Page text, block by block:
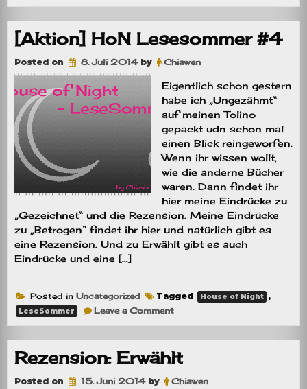
Gejagt
[Aktion] HoN Lesesommer #4
Posted on 8. Juli 2014by Chiawen
Eigentlich schon gestern
habe ich „Ungezähmt“
auf meinen Tolino
gepackt udn schon mal
einen Blick reingeworfen.
Wenn ihr wissen wollt,
wie die anderne Bücher
waren. Dann findet ihr
hier meine Eindrücke zu
„Gezeichnet“ und die Rezension. Meine Eindrücke
zu „Betrogen“ findet ihr hier und natürlich gibt es
eine Rezension. Und zu Erwählt gibt es auch
Eindrücke und eine […]
Posted in Uncategorized Tagged House of Night ,
LeseSommer Leave a Commenton
HoN
Lesesommer
#4
Rezension: Erwählt
Posted on 15. Juni 2014by Chiawen